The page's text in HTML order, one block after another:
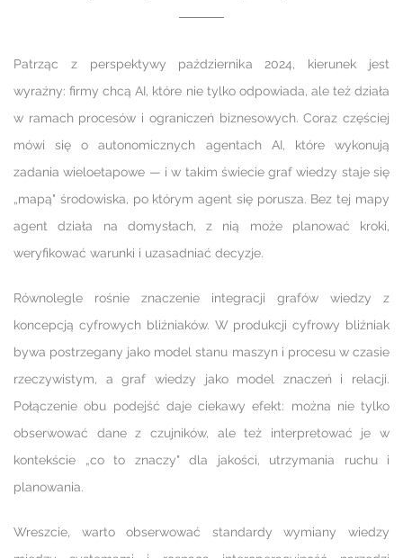
Patrząc z perspektywy października 2024, kierunek jest
wyraźny: firmy chcą AI, które nie tylko odpowiada, ale też działa
w ramach procesów i ograniczeń biznesowych. Coraz częściej
mówi się o autonomicznych agentach AI, które wykonują
zadania wieloetapowe — i w takim świecie graf wiedzy staje się
„mapą" środowiska, po którym agent się porusza. Bez tej mapy
agent działa na domysłach, z nią może planować kroki,
weryfikować warunki i uzasadniać decyzje.
Równolegle rośnie znaczenie integracji grafów wiedzy z
koncepcją cyfrowych bliźniaków. W produkcji cyfrowy bliźniak
bywa postrzegany jako model stanu maszyn i procesu w czasie
rzeczywistym, a graf wiedzy jako model znaczeń i relacji.
Połączenie obu podejść daje ciekawy efekt: można nie tylko
obserwować dane z czujników, ale też interpretować je w
kontekście „co to znaczy" dla jakości, utrzymania ruchu i
planowania.
Wreszcie, warto obserwować standardy wymiany wiedzy